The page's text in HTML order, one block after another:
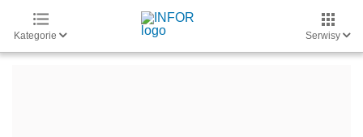
Kategorie Serwisy